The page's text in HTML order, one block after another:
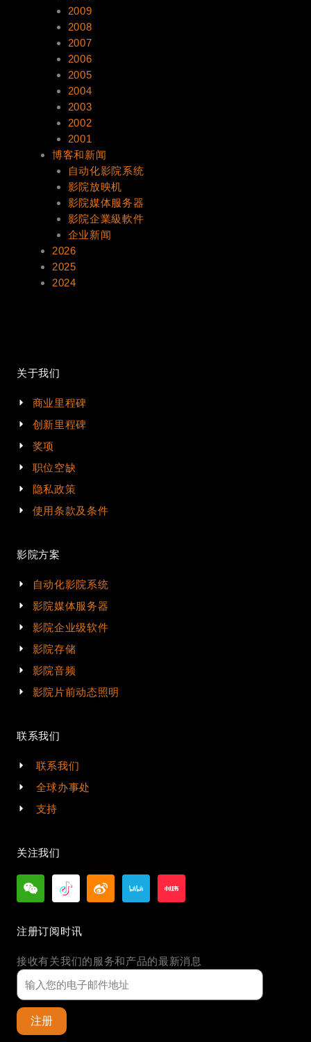
2009
2008
2007
2006
2005
2004
2003
2002
2001
博客和新闻
自动化影院系统
影院放映机
影院媒体服务器
影院企業級軟件
企业新闻
2026
2025
2024
关于我们
商业里程碑
创新里程碑
奖项
职位空缺
隐私政策
使用条款及条件
影院方案
自动化影院系统
影院媒体服务器
影院企业级软件
影院存储
影院音频
影院片前动态照明
联系我们
联系我们
全球办事处
支持
关注我们
注册订阅时讯
接收有关我们的服务和产品的最新消息
注册